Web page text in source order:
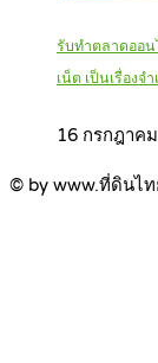
รับทำตลาดออ
เน็ต เป็นเรื่องจ
16 กรกฎาค
© by www.ที่ดินไท